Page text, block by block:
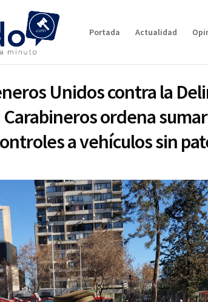
Portada Actualidad
Unidos contra la
ordena
a vehículos sin